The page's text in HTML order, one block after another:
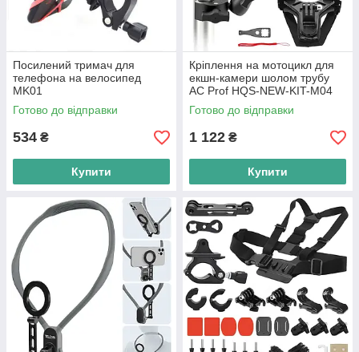
Посилений тримач для
телефона на велосипед
MK01
Готово до відправки
534 ₴
Купити
Кріплення на мотоцикл для
екшн-камери шолом трубу
AC Prof HQS-NEW-KIT-M04
Готово до відправки
1 122 ₴
Купити